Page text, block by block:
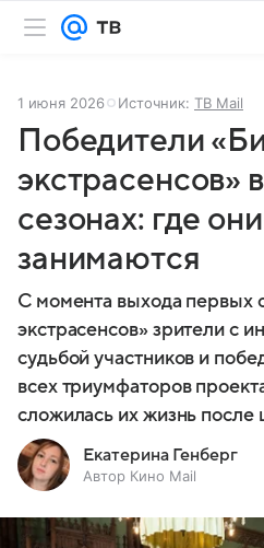
1 июня 2026 Источник: ТВ Mail
Победители
экстрасенсов»
сезонах: где
занимаются
С момента выхода первых
экстрасенсов» зрители с
судьбой участников и
всех триумфаторов
сложилась их жизнь после
Екатерина Генберг
Автор Кино Mail